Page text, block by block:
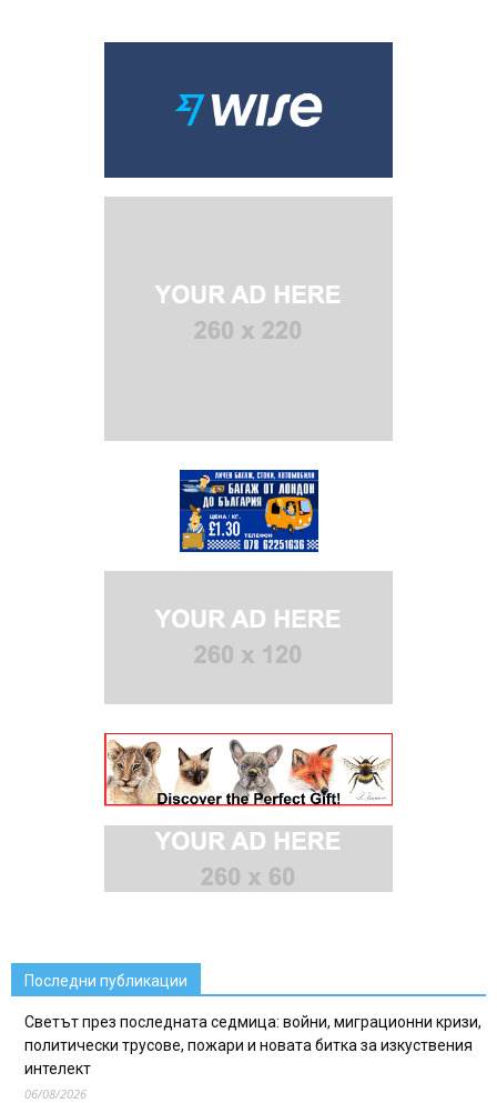
Последни публикации
Светът през последната седмица: войни, миграционни кризи,
политически трусове, пожари и новата битка за изкуствения
интелект
06/08/2026